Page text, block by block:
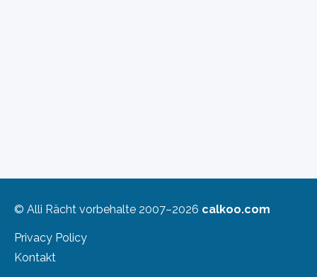
© Alli Rächt vorbehalte 2007–2026 calkoo.com
Privacy Policy
Kontakt